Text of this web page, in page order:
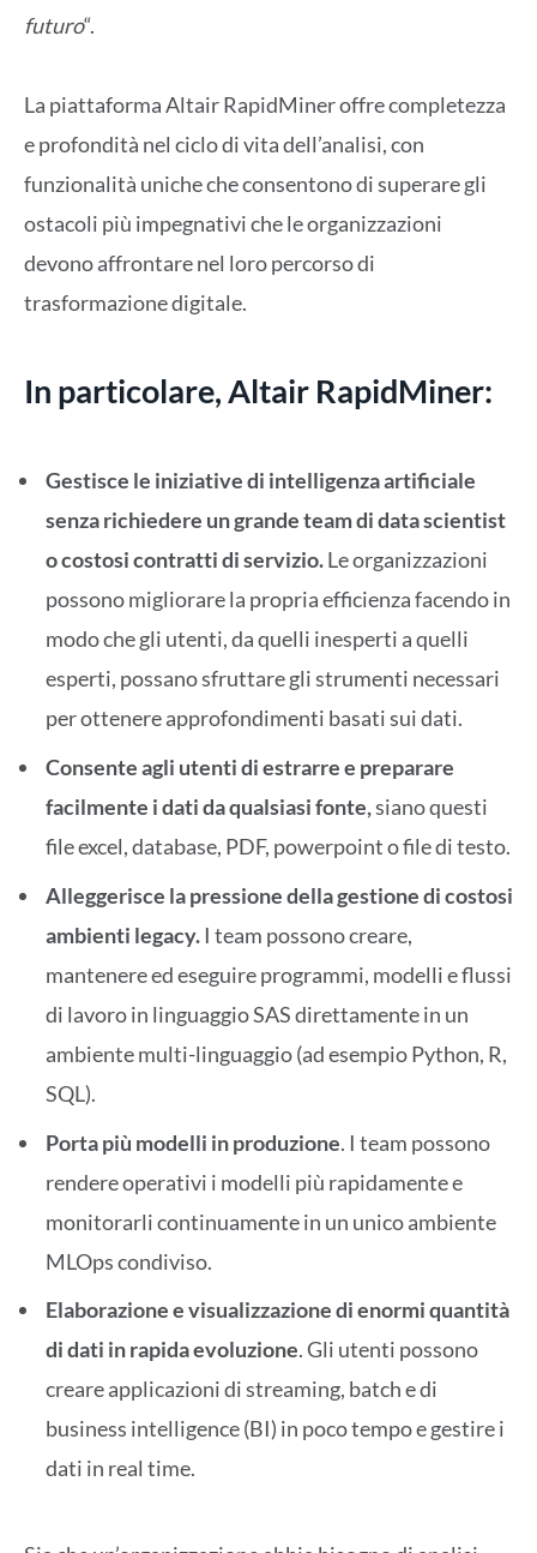
futuro“.
La piattaforma Altair RapidMiner offre completezza
e profondità nel ciclo di vita dell’analisi, con
funzionalità uniche che consentono di superare gli
ostacoli più impegnativi che le organizzazioni
devono affrontare nel loro percorso di
trasformazione digitale.
In particolare, Altair RapidMiner:
Gestisce le iniziative di intelligenza artificiale
senza richiedere un grande team di data scientist
o costosi contratti di servizio.Le organizzazioni
possono migliorare la propria efficienza facendo in
modo che gli utenti, da quelli inesperti a quelli
esperti, possano sfruttare gli strumenti necessari
per ottenere approfondimenti basati sui dati.
Consente agli utenti di estrarre e preparare
facilmente i dati da qualsiasi fonte,siano questi
file excel, database, PDF, powerpoint o file di testo.
Alleggerisce la pressione della gestione di costosi
ambienti legacy. I team possono creare,
mantenere ed eseguire programmi, modelli e flussi
di lavoro in linguaggio SAS direttamente in un
ambiente multi-linguaggio (ad esempio Python, R,
SQL).
Porta più modelli in produzione. I team possono
rendere operativi i modelli più rapidamente e
monitorarli continuamente in un unico ambiente
MLOps condiviso.
Elaborazione e visualizzazione di enormi quantità
di dati in rapida evoluzione. Gli utenti possono
creare applicazioni di streaming, batch e di
business intelligence (BI) in poco tempo e gestire i
dati in real time.